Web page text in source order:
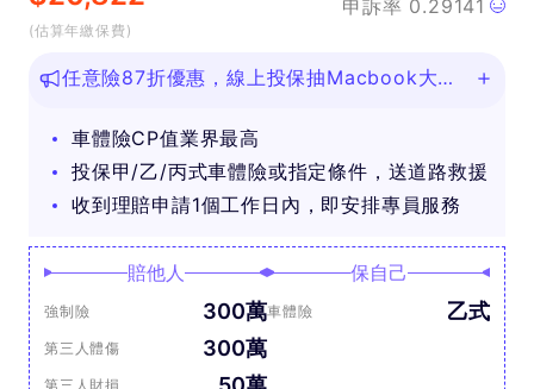
(估算年繳保費)
申訴率 0.29141
任意險87折優惠，線上投保抽Macbook大
車體險CP值業界最高
投保甲/乙/丙式車體險或指定條件，送道路救援
收到理賠申請1個工作日內，即安排專員服務
賠他人
強制險 300萬
第三人體傷 300萬
第三人財損
保自己
車體險 乙式